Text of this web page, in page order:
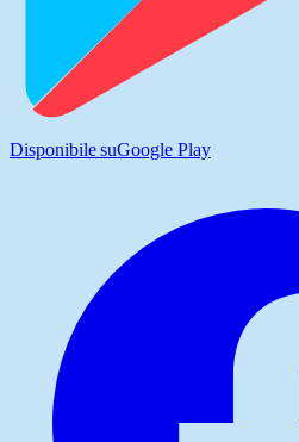
Disponibile suGoogle Play